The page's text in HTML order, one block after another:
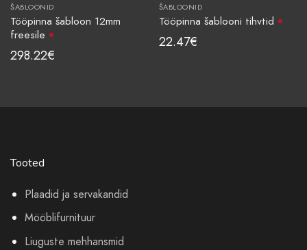
ŠABLOONID
Tööpinna šabloon 12mm
freesile
298.22€
ŠABLOONID
Tööpinna šablooni tihvtid
22.47€
Tooted
Plaadid ja servakandid
Mööblifurnituur
Liuguste mehhansmid